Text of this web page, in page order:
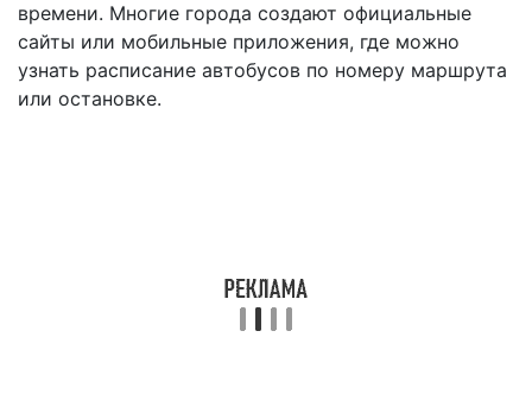
времени. Многие города создают официальные
сайты или мобильные приложения, где можно
узнать расписание автобусов по номеру маршрута
или остановке.